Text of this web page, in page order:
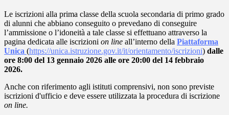
Le iscrizioni alla prima classe della scuola secondaria di primo grado
di alunni che abbiano conseguito o prevedano di conseguire
l’ammissione o l’idoneità a tale classe si effettuano attraverso la
pagina dedicata alle iscrizioni on line all’interno della Piattaforma
Unica (https://unica.istruzione.gov.it/it/orientamento/iscrizioni) dalle
ore 8:00 del 13 gennaio 2026 alle ore 20:00 del 14 febbraio
2026.
Anche con riferimento agli istituti comprensivi, non sono previste
iscrizioni d'ufficio e deve essere utilizzata la procedura di iscrizione
on line.